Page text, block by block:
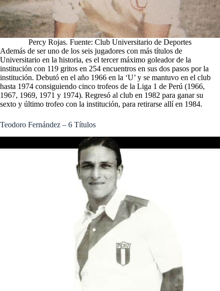
Percy Rojas. Fuente: Club Universitario de Deportes
Además de ser uno de los seis jugadores con más títulos de
Universitario en la historia, es el tercer máximo goleador de la
institución con 119 gritos en 254 encuentros en sus dos pasos por la
institución. Debutó en el año 1966 en la ‘U’ y se mantuvo en el club
hasta 1974 consiguiendo cinco trofeos de la Liga 1 de Perú (1966,
1967, 1969, 1971 y 1974). Regresó al club en 1982 para ganar su
sexto y último trofeo con la institución, para retirarse allí en 1984.
Teodoro Fernández – 6 Títulos